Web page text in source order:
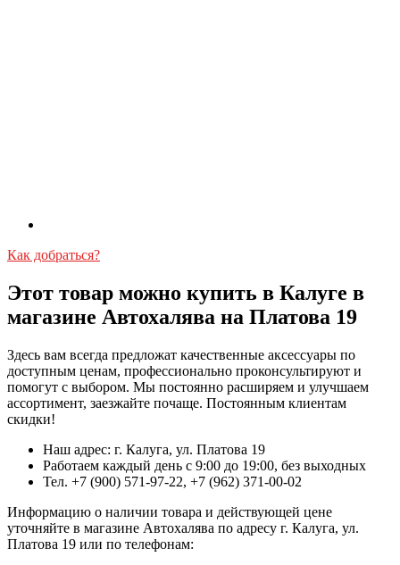
Как добраться?
Этот товар можно купить в Калуге в
магазине Автохалява на Платова 19
Здесь вам всегда предложат качественные аксессуары по
доступным ценам, профессионально проконсультируют и
помогут с выбором. Мы постоянно расширяем и улучшаем
ассортимент, заезжайте почаще. Постоянным клиентам
скидки!
Наш адрес: г. Калуга, ул. Платова 19
Работаем каждый день с 9:00 до 19:00, без выходных
Тел. +7 (900) 571-97-22, +7 (962) 371-00-02
Информацию о наличии товара и действующей цене
уточняйте в магазине Автохалява по адресу г. Калуга, ул.
Платова 19 или по телефонам: